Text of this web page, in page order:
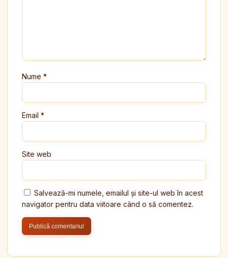
Nume *
Email *
Site web
Salvează-mi numele, emailul și site-ul web în acest
navigator pentru data viitoare când o să comentez.